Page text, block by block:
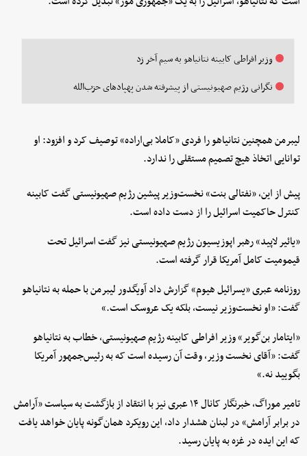
وزیر افراطی کابینه نتانیاهو به سیم آخر زد
نگرانی رژیم صهیونیستی از پیشرفته شدن پهپادهای حزب‌الله
لیبرمن همچنین نتانیاهو را فردی «کاملا بی‌اراده» توصیف کرد و افزود: او
توانایی اتخاذ هیچ تصمیم مستقلی را ندارد.
پیش از این، «نفتالی بنت» نخست‌وزیر پیشین رژیم صهیونیستی گفت کابینه
کنترل حاکمیت اسرائیل را از دست داده است.
«یائیر لاپید» رهبر اپوزیسیون رژیم صهیونیستی نیز گفت اسرائیل تحت
قیمومیت کامل آمریکا قرار گرفته است.
روزنامه عبری «یسرائیل هیوم» گزارش داد آویگدور لیبرمن با حمله به نتانیاهو
گفت: «او نخست‌وزیر نیست، بلکه یک عروسک است.»
«ایتامار بن‌گویر» وزیر افراطی کابینه رژیم صهیونیستی، خطاب به نتانیاهو
گفت: «آقای نخست ‌وزیر، وقت آن رسیده است که به رئیس‌جمهور آمریکا
بگویید نه.»
تامیر موراگ، خبرنگار کانال ۱۴ عبری نیز با انتقاد از بازگشت به سیاست «آرامش
در برابر آرامش» در لبنان هشدار داد، این رویکرد همان‌گونه پایان خواهد یافت
که این ایده در غزه به پایان رسید.